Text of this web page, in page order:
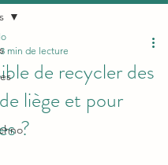
de recycler des
liège et pour
?
3 min de lecture
sur 5.